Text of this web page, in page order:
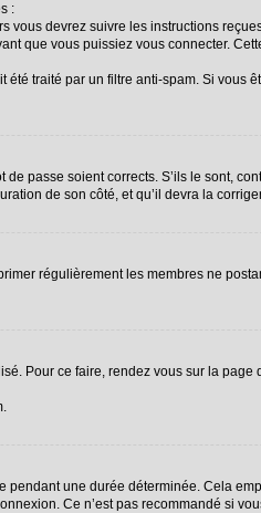
:
vous devrez suivre les instructions
que vous puissiez vous connecter.
traité par un filtre anti-spam. Si vous
passe soient corrects. S’ils le sont,
de son côté, et qu’il devra la
régulièrement les membres ne
Pour ce faire, rendez vous sur la
une durée déterminée. Cela
Ce n’est pas recommandé si